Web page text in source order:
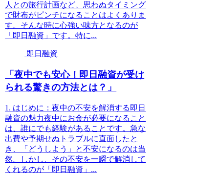
人との旅行計画など、思わぬタイミング
で財布がピンチになることはよくありま
す。そんな時に心強い味方となるのが
「即日融資」です。特に...
即日融資
「夜中でも安心！即日融資が受け
られる驚きの方法とは？」
1. はじめに：夜中の不安を解消する即日
融資の魅力夜中にお金が必要になること
は、誰にでも経験があることです。急な
出費や予期せぬトラブルに直面したと
き、「どうしよう」と不安になるのは当
然。しかし、その不安を一瞬で解消して
くれるのが「即日融資」...